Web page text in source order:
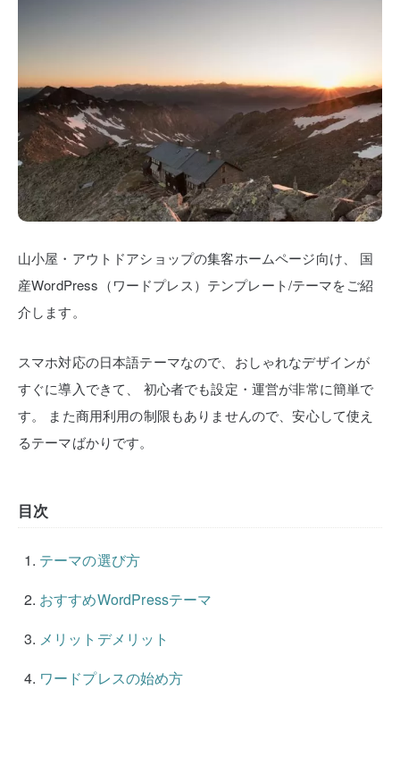
山小屋・アウトドアショップの集客ホームページ向け、
国
産WordPress（ワードプレス）テンプレート/テーマをご紹
介します。
スマホ対応の日本語テーマなので、おしゃれなデザインが
すぐに導入できて、
初心者でも設定・運営が非常に簡単で
す。
また商用利用の制限もありませんので、安心して使え
るテーマばかりです。
目次
テーマの選び方
おすすめWordPressテーマ
メリットデメリット
ワードプレスの始め方